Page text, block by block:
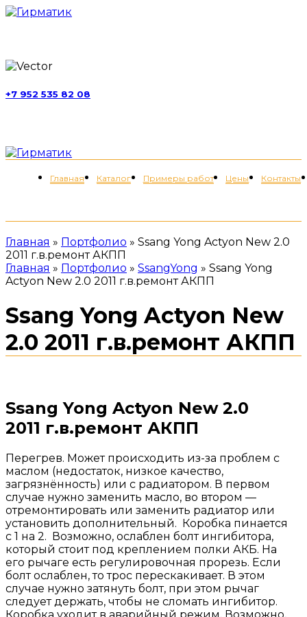
+7 952 535 82 08
Главная Каталог Примеры работ Цены Контакты
Главная » Портфолио » Ssang Yong Actyon New 2.0
2011 г.в.ремонт АКПП
Главная » Портфолио » SsangYong » Ssang Yong
Actyon New 2.0 2011 г.в.ремонт АКПП
Ssang Yong Actyon New
2.0 2011 г.в.ремонт АКПП
Ssang Yong Actyon New 2.0
2011 г.в.ремонт АКПП
Перегрев. Может происходить из-за проблем с
маслом (недостаток, низкое качество,
загрязнённость) или с радиатором. В первом
случае нужно заменить масло, во втором —
отремонтировать или заменить радиатор или
установить дополнительный. Коробка пинается
с 1 на 2. Возможно, ослаблен болт ингибитора,
который стоит под креплением полки АКБ. На
его рычаге есть регулировочная прорезь. Если
болт ослаблен, то трос перескакивает. В этом
случае нужно затянуть болт, при этом рычаг
следует держать, чтобы не сломать ингибитор.